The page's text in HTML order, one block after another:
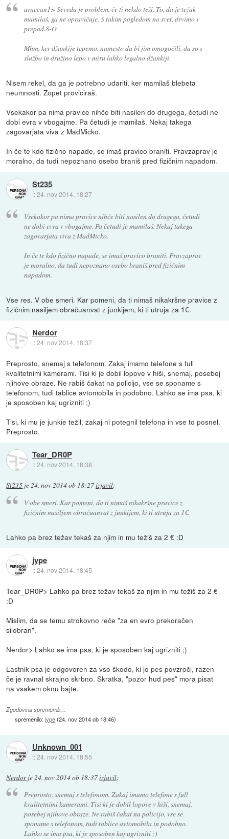
arnecan1> Seveda je problem, če ti nekdo teži. To, da je težak
mamilaš, ga ne opravičuje. S takim pogledom na svet, drvimo v
prepad.8-O
Mhm, ker džankije tepemo, namesto da bi jim omogočili, da so s
službo in družino lepo v miru lahko legalno džankiji.
Nisem rekel, da ga je potrebno udariti, ker mamilaš blebeta
neumnosti. Zopet proviciraš.
Vsekakor pa nima pravice nihče biti nasilen do drugega, četudi ne
dobi evra v vbogajme. Pa četudi je mamilaš. Nekaj takega
zagovarjata viva z MadMicko.
In če te kdo fizično napade, se imaš pravico braniti. Pravzaprav je
moralno, da tudi nepoznano osebo braniš pred fizičnim napadom.
St235
::24. nov 2014, 18:27
Vsekakor pa nima pravice nihče biti nasilen do drugega, četudi
ne dobi evra v vbogajme. Pa četudi je mamilaš. Nekaj takega
zagovarjata viva z MadMicko.
In če te kdo fizično napade, se imaš pravico braniti. Pravzaprav
je moralno, da tudi nepoznano osebo braniš pred fizičnim
napadom.
Vse res. V obe smeri. Kar pomeni, da ti nimaš nikakršne pravice z
fizičnim nasiljem obračuanvat z junkijem, ki ti utruja za 1€.
Nerdor
::24. nov 2014, 18:37
Preprosto, snemaj s telefonom. Zakaj imamo telefone s full
kvalitetnimi kamerami. Tisi ki je dobil lopove v hiši, snemaj, posebej
njihove obraze. Ne rabiš čakat na policijo, vse se sponame s
telefonom, tudi tablice avtomobila in podobno. Lahko se ima psa, ki
je sposoben kaj ugrizniti ;)
Tisi, ki mu je junkie težil, zakaj ni potegnil telefona in vse to posnel.
Preprosto.
Tear_DR0P
::24. nov 2014, 18:38
St235 je24. nov 2014 ob 18:27izjavil:
V obe smeri. Kar pomeni, da ti nimaš nikakršne pravice z
fizičnim nasiljem obračuanvat z junkijem, ki ti utruja za 1€.
Lahko pa brez težav tekaš za njim in mu težiš za 2 € :D
jype
::24. nov 2014, 18:45
Tear_DR0P> Lahko pa brez težav tekaš za njim in mu težiš za 2 €
:D
Mislim, da se temu strokovno reče "za en evro prekoračen
silobran".
Nerdor> Lahko se ima psa, ki je sposoben kaj ugrizniti ;)
Lastnik psa je odgovoren za vso škodo, ki jo pes povzroči, razen
če je ravnal skrajno skrbno. Skratka, "pozor hud pes" mora pisat
na vsakem oknu bajte.
Zgodovina sprememb…
spremenilo:jype(24. nov 2014 ob 18:46)
Unknown_001
::24. nov 2014, 18:55
Nerdorje24. nov 2014 ob 18:37izjavil:
Preprosto, snemaj s telefonom. Zakaj imamo telefone s full
kvalitetnimi kamerami. Tisi ki je dobil lopove v hiši, snemaj,
posebej njihove obraze. Ne rabiš čakat na policijo, vse se
sponame s telefonom, tudi tablice avtomobila in podobno.
Lahko se ima psa, ki je sposoben kaj ugrizniti ;)